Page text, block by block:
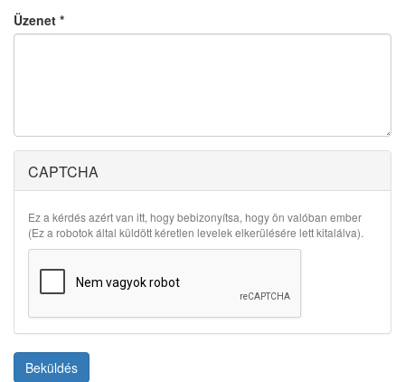
Üzenet *
CAPTCHA
Ez a kérdés azért van itt, hogy bebizonyítsa, hogy ön valóban ember
(Ez a robotok által küldött kéretlen levelek elkerülésére lett kitalálva).
Beküldés